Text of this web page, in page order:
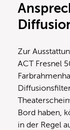
Zur
ACT Fresnel
Bord haben,
in der Regel